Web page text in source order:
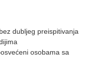
dubljeg preispitivanja
osobama sa